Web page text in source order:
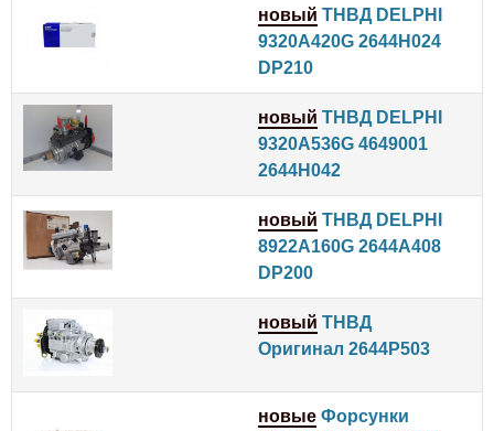
новый ТНВД DELPHI
9320A420G 2644H024
DP210
новый ТНВД DELPHI
9320A536G 4649001
2644H042
новый ТНВД DELPHI
8922A160G 2644A408
DP200
новый ТНВД
Оригинал 2644P503
новые Форсунки